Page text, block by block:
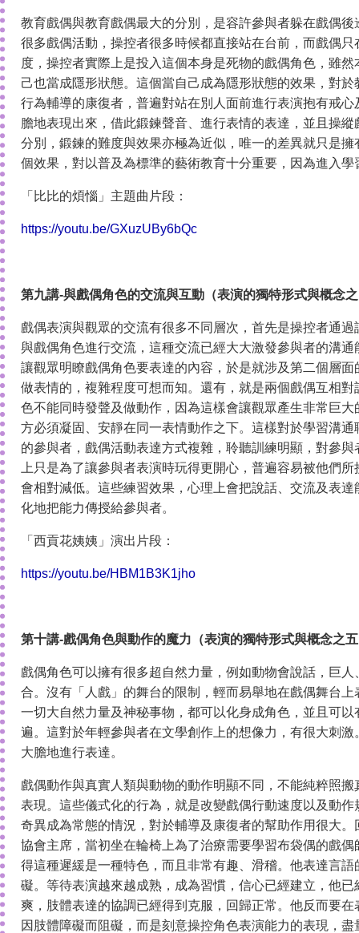
教育戲偶與教育戲偶最大的分別，是容許參與者躲在戲偶
很多戲偶活動，操控者很多時候都直接站在台前，而戲偶
度，操控者實際上是投入這個本身是死物的戲偶角色，雖
己也當成隱形狀態。這個當自己成為隱形狀態的效果，對
行為輔導的康復者，普遍對站在別人面前進行表演抱有戒
膽地表現出來，借此鍛鍊聲音、進行表情的表達，並且操
分別，鍛鍊的難度與效果亦極為近似，唯一的差異就只是
個效果，對以普及為標準的藝術教育十分重要，因為進入
「比比的煩惱」主題曲片段：
https://youtu.be/GXuzUBy6bQc
第九講-與戲偶角色的交流與互動（表演的獨特形式與概念
戲偶表演與觀眾的交流有很多不同層次，首先是操控者通
與戲偶角色進行交流，這種交流已經大大激發參與者的溝
讓觀眾明瞭戲偶角色要表達的內容，於是就涉及第二個層
做表情的，複雜程度可想而知。還有，就是兩個戲偶互相
色不能同時發聲及做動作，因為這樣會讓觀眾產生非常巨
方必須凝固、安靜在同一表情動作之下。這樣對於學習溝
的參與者，戲偶活動表達方式複雜，聆聽訓練明顯，對參
上只是為了讓參與者表演時玩得更開心，普遍容易被他們
會相對減低。這些練習效果，心理上會把說話、交流及表
化地把能力傳授給參與者。
「西貢花姨姨」演出片段：
https://youtu.be/HBM1B3K1jho
第十講-戲偶角色與動作的魔力（表演的獨特形式與概念之
戲偶角色可以擁有很多超自然力量，例如動物會說話，巨
合。沒有「人戲」的舞台的限制，輕而易舉地在戲偶舞台
一切大自然力量及神秘事物，都可以化身成角色，並且可
遍。這對於年輕參與者在文學創作上的想像力，有很大刺
大膽地進行表達。
戲偶動作與真實人類與動物的動作明顯不同，不能純粹照
表現。這些儀式化的行為，就是改變戲偶行動速度以及動
奇異成為常態的情況，對於輔導及康復者的幫助作用很大
協會主席，當初坐在輪椅上為了治療需要學習布袋偶的戲
得這種遲緩是一種特色，而且非常有趣、滑稽。他表達言
礙。等待表演越來越成熟，成為習慣，信心已經建立，他
爽，肢體表達的協調已經得到克服，回歸正常。他反而要
因肢體障礙而阻礙，而是刻意操控角色表演能力的表現，